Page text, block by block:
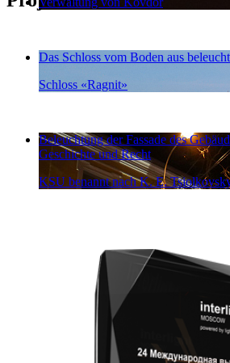
Das Schloss vom Boden aus
Schloss «Ragnit»
Beleuchtung der Fassade des
Geschichte und Recht
KSU benannt nach K. E.